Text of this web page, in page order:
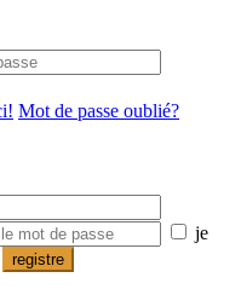
Mot de passe oublié?
je
registre